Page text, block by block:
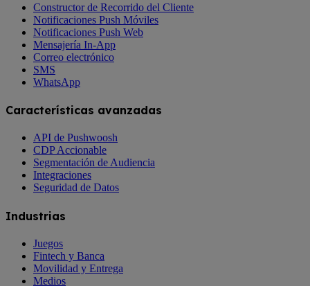
Constructor de Recorrido del Cliente
Notificaciones Push Móviles
Notificaciones Push Web
Mensajería In-App
Correo electrónico
SMS
WhatsApp
Características avanzadas
API de Pushwoosh
CDP Accionable
Segmentación de Audiencia
Integraciones
Seguridad de Datos
Industrias
Juegos
Fintech y Banca
Movilidad y Entrega
Medios